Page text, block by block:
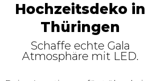
Hochzeitsdeko in
Thüringen
Schaffe echte Gala
Atmosphäre mit LED.